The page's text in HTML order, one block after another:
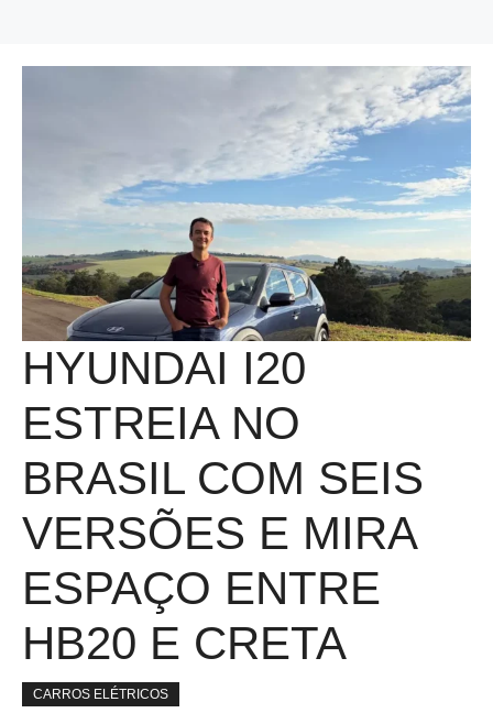
HYUNDAI I20
ESTREIA NO
BRASIL COM SEIS
VERSÕES E MIRA
ESPAÇO ENTRE
HB20 E CRETA
CARROS ELÉTRICOS